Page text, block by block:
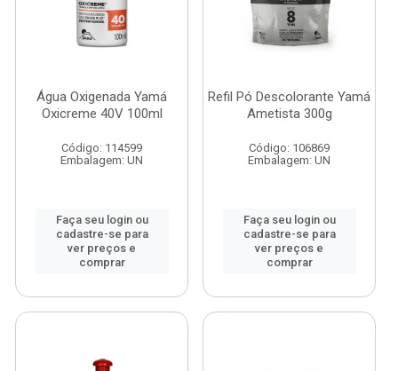
Água Oxigenada Yamá
Oxicreme 40V 100ml
Código: 114599
Embalagem: UN
Faça seu login ou
cadastre-se para
ver preços e
comprar
Refil Pó Descolorante Yamá
Ametista 300g
Código: 106869
Embalagem: UN
Faça seu login ou
cadastre-se para
ver preços e
comprar